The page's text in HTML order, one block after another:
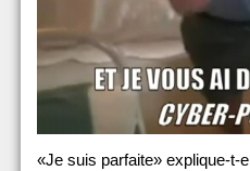
«Je suis parfaite» explique-t-